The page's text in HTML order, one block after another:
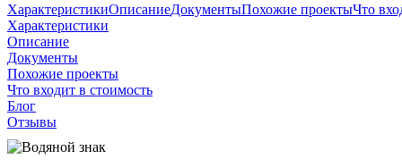
ХарактеристикиОписаниеДокументыПохожие проектыЧто
Характеристики
Описание
Документы
Похожие проекты
Что входит в стоимость
Блог
Отзывы